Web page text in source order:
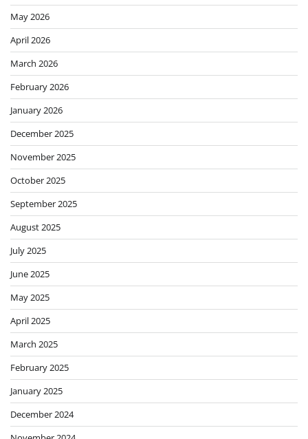
May 2026
April 2026
March 2026
February 2026
January 2026
December 2025
November 2025
October 2025
September 2025
August 2025
July 2025
June 2025
May 2025
April 2025
March 2025
February 2025
January 2025
December 2024